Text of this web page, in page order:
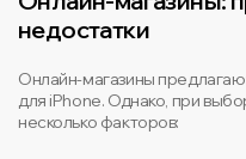
недостатки
Онлайн-магазины
для iPhone. Однако, при
несколько факторов: